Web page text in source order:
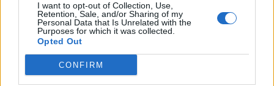
I want to opt-out of Collection, Use,
Retention, Sale, and/or Sharing of my
Personal Data that Is Unrelated with the
Purposes for which it was collected.
Opted Out
CONFIRM
Laisvalaikis
Trys Zodiako ženklai,
kuriems rugpjūčio 8-ąją
seksis labiausiai: puikios
žinios Mergelėms
Laisvalaikis
Aurelija Urbonienė apie
keliones, kurios prasideda